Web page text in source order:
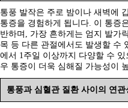
통풍 발작은 주로 밤이나 새벽에
통증을 경험하게 됩니다. 이 통증
반하며, 가장 흔하게는 엄지 발가
목 등 다른 관절에서도 발생할 수
에서 1주일 이상까지 다양할 수
우 통증이 더욱 심해질 가능성이
통풍과 심혈관 질환 사이의 연관